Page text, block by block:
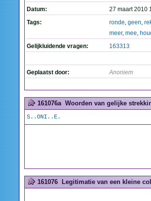
Datum:
27 maart 2010
Tags:
ronde, geen,
meer, mee,
Gelijkluidende vragen:
163313
Geplaatst door: Anoniem
161076a Woorden van gelijke
S..ONI..E.
161076 Legitimatie van een kleine